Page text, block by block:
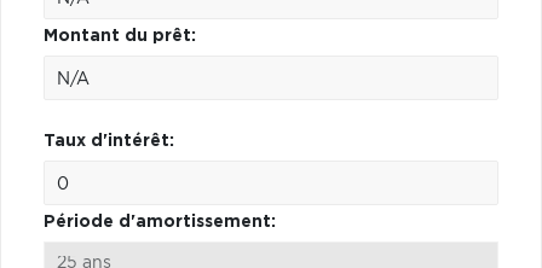
Montant du prêt:
Taux d'intérêt:
Période d'amortissement: